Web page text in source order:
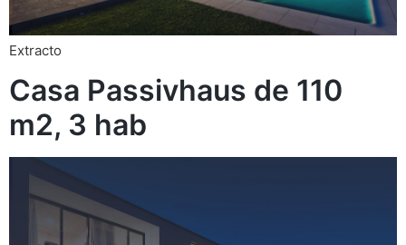
Extracto
Casa Passivhaus de 110
m2, 3 hab